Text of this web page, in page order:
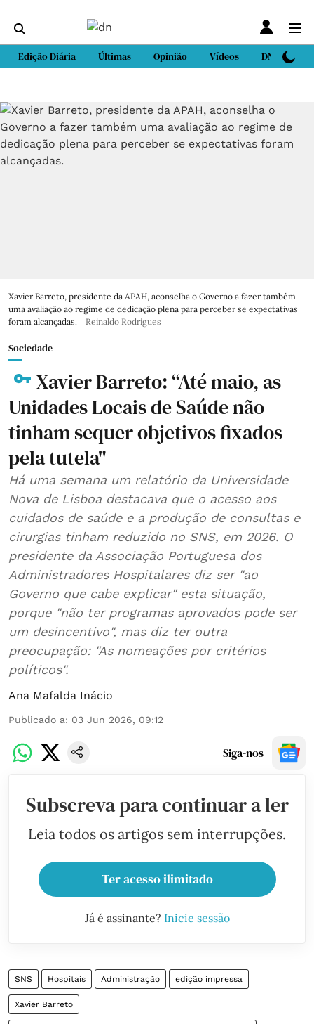
Edição Diária Últimas Opinião Vídeos DN Sport
Xavier Barreto, presidente da APAH, aconselha o Governo a fazer também
uma avaliação ao regime de dedicação plena para perceber se expectativas
foram alcançadas.
Reinaldo Rodrigues
Sociedade
Xavier Barreto: “Até maio, as
Unidades Locais de Saúde não
tinham sequer objetivos fixados
pela tutela"
Há uma semana um relatório da Universidade
Nova de Lisboa destacava que o acesso aos
cuidados de saúde e a produção de consultas e
cirurgias tinham reduzido no SNS, em 2026. O
presidente da Associação Portuguesa dos
Administradores Hospitalares diz ser "ao
Governo que cabe explicar" esta situação,
porque "não ter programas aprovados pode ser
um desincentivo", mas diz ter outra
preocupação: "As nomeações por critérios
políticos".
Ana Mafalda Inácio
Publicado a: 03 Jun 2026, 09:12
Siga-nos
Subscreva para continuar a ler
Leia todos os artigos sem interrupções.
Ter acesso ilimitado
Já é assinante? Inicie sessão
SNS Hospitais Administração edição impressa
Xavier Barreto